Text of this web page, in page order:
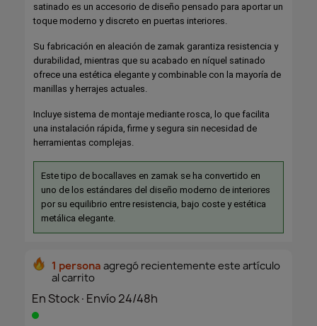
satinado es un accesorio de diseño pensado para aportar un
toque moderno y discreto en puertas interiores.
Su fabricación en aleación de zamak garantiza resistencia y
durabilidad, mientras que su acabado en níquel satinado
ofrece una estética elegante y combinable con la mayoría de
manillas y herrajes actuales.
Incluye sistema de montaje mediante rosca, lo que facilita
una instalación rápida, firme y segura sin necesidad de
herramientas complejas.
Este tipo de bocallaves en zamak se ha convertido en
uno de los estándares del diseño moderno de interiores
por su equilibrio entre resistencia, bajo coste y estética
metálica elegante.
1 persona agregó recientemente este artículo
al carrito
En Stock·Envío 24/48h